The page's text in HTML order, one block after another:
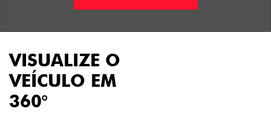
VISUALIZE O
VEÍCULO EM
360°